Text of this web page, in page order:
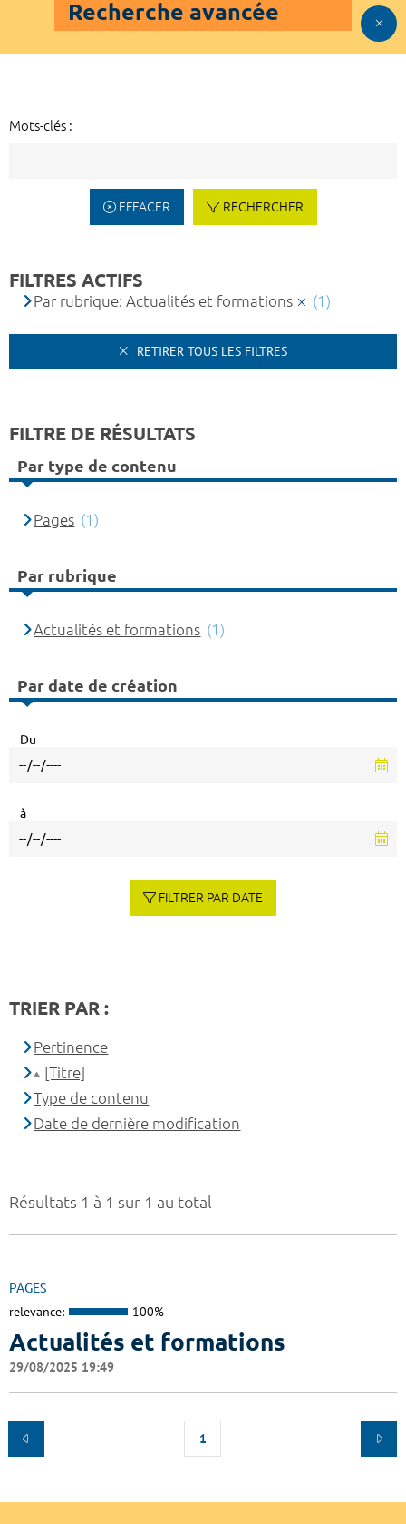
Recherche avancée
Mots-clés :
EFFACER RECHERCHER
Résultats 1 à 1 sur 1 au total
PAGES
relevance: 100%
Actualités et formations
29/08/2025 19:49
1
FILTRES ACTIFS
Par rubrique: Actualités et formations (1)
RETIRER TOUS LES FILTRES
FILTRE DE RÉSULTATS
Par type de contenu
Pages (1)
Par rubrique
Actualités et formations (1)
Par date de création
Du
à
FILTRER PAR DATE
TRIER PAR :
Pertinence
[Titre]
Type de contenu
Date de dernière modification